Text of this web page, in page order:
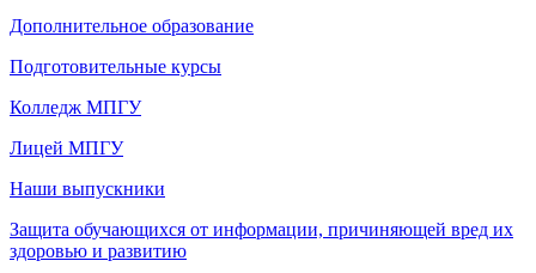
Дополнительное образование
Подготовительные курсы
Колледж МПГУ
Лицей МПГУ
Наши выпускники
Защита обучающихся от информации, причиняющей вред их
здоровью и развитию